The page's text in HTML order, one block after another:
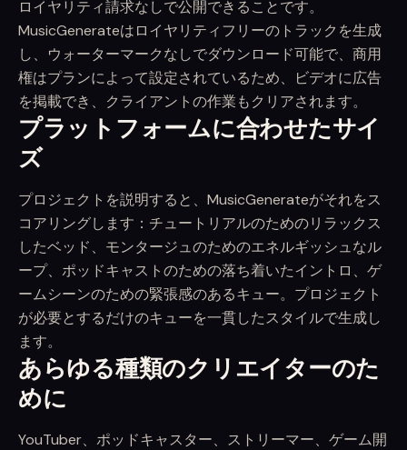
ロイヤリティ請求なしで公開できることです。
MusicGenerateはロイヤリティフリーのトラックを生成
し、ウォーターマークなしでダウンロード可能で、商用
権はプランによって設定されているため、ビデオに広告
を掲載でき、クライアントの作業もクリアされます。
プラットフォームに合わせたサイ
ズ
プロジェクトを説明すると、MusicGenerateがそれをス
コアリングします：チュートリアルのためのリラックス
したベッド、モンタージュのためのエネルギッシュなル
ープ、ポッドキャストのための落ち着いたイントロ、ゲ
ームシーンのための緊張感のあるキュー。プロジェクト
が必要とするだけのキューを一貫したスタイルで生成し
ます。
あらゆる種類のクリエイターのた
めに
YouTuber、ポッドキャスター、ストリーマー、ゲーム開